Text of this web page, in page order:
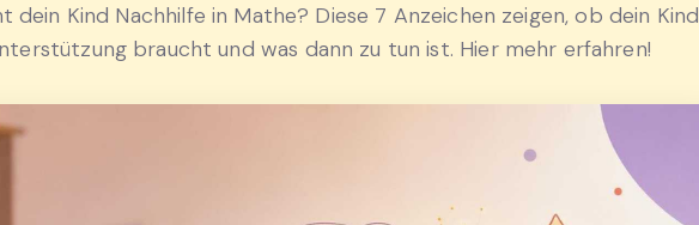
dein Kind Nachhilfe in Mathe? Diese 7 Anzeichen zeigen, ob dein Kind
braucht und was dann zu tun ist. Hier mehr erfahren!